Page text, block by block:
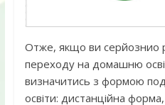
Отже, якщо ви серйознио
переходу на домашню
визначитись з формою
освіти: дистанційна